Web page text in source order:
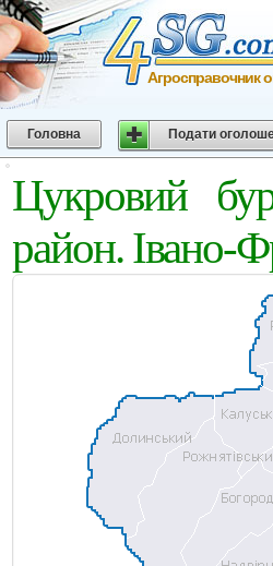
Агросправочник
Головна Подати
Цукровий
район. Івано-